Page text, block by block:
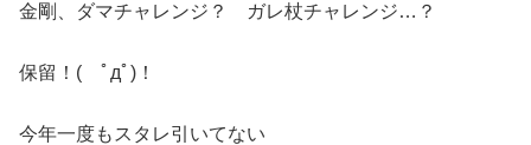
金剛、ダマチャレンジ？ ガレ杖チャレンジ…？
保留！( ﾟдﾟ)！
今年一度もスタレ引いてない